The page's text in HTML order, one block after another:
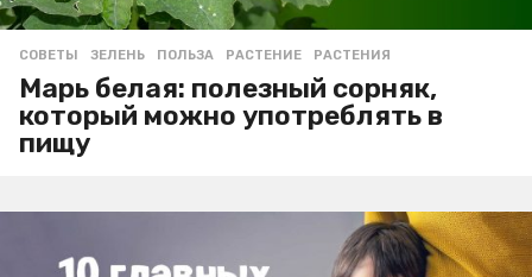
СОВЕТЫ ЗЕЛЕНЬ ,ПОЛЬЗА ,РАСТЕНИЕ ,РАСТЕНИЯ
Марь белая: полезный сорняк,
который можно употреблять в
пищу